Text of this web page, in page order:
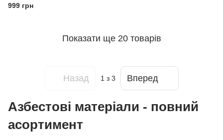
999 грн
Показати ще 20 товарів
Назад 1 з 3 Вперед
Азбестові матеріали - повний
асортимент